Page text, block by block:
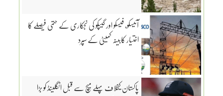
آئیسکو، فیسکو اور گیپکو کی نجکاری کے حتمی فیصلے کا
اختیار کابینہ کمیٹی کے سپرد
پاکستان کیخلاف پہلے میچ سے قبل انگلینڈ کو بڑا